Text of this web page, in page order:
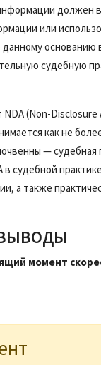
должен
или
данному
судебную
(Non-
как не
— судебная
судебной
а также
момент